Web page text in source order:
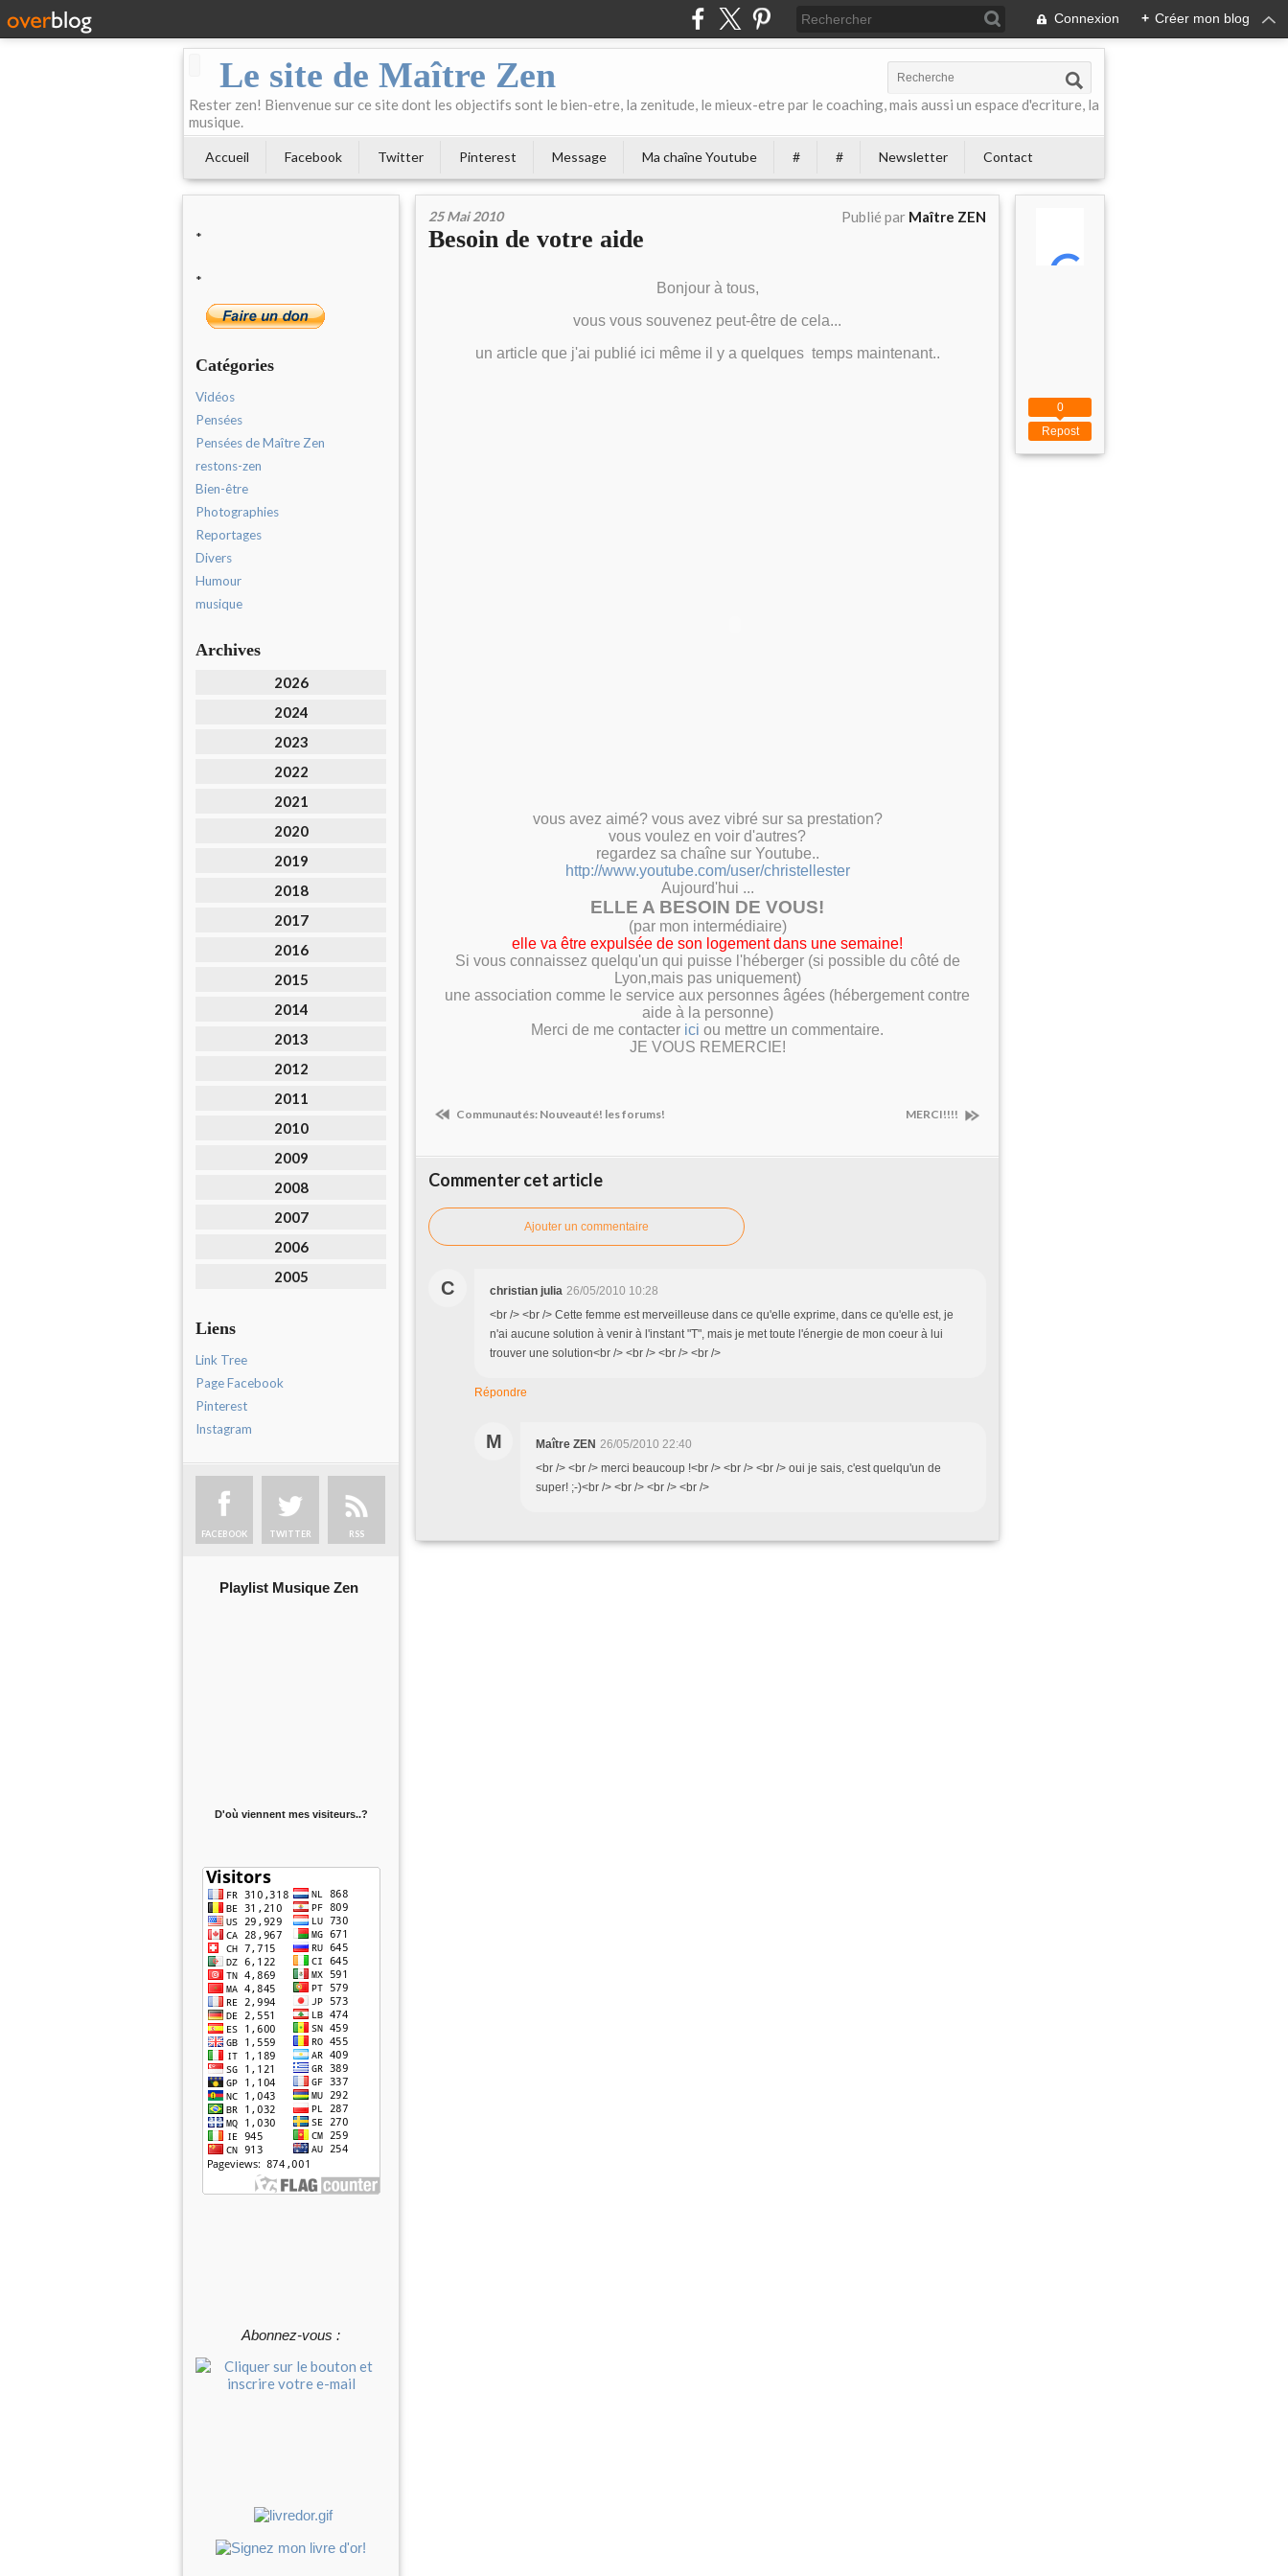
Connexion + Créer mon blog
Le site de Maître Zen
Rester zen! Bienvenue sur ce site dont les objectifs sont le bien-etre, la zenitude, le mieux-etre par le coaching, mais aussi un espace d'ecriture, la
musique.
Accueil Facebook Twitter Pinterest Message Ma chaîne Youtube # # Newsletter Contact
*
*
Catégories
Vidéos
Pensées
Pensées de Maître Zen
restons-zen
Bien-être
Photographies
Reportages
Divers
Humour
musique
Archives
2026
2024
2023
2022
2021
2020
2019
2018
2017
2016
2015
2014
2013
2012
2011
2010
2009
2008
2007
2006
2005
Liens
Link Tree
Page Facebook
Pinterest
Instagram
FACEBOOK TWITTER RSS
Playlist Musique Zen
D'où viennent mes visiteurs..?
Abonnez-vous :
25 Mai 2010 Publié par Maître ZEN
Besoin de votre aide
Bonjour à tous,
vous vous souvenez peut-être de cela...
un article que j'ai publié ici même il y a quelques temps maintenant..
vous avez aimé? vous avez vibré sur sa prestation?
vous voulez en voir d'autres?
regardez sa chaîne sur Youtube..
http://www.youtube.com/user/christellester
Aujourd'hui ...
ELLE A BESOIN DE VOUS!
(par mon intermédiaire)
elle va être expulsée de son logement dans une semaine!
Si vous connaissez quelqu'un qui puisse l'héberger (si possible du côté de
Lyon,mais pas uniquement)
une association comme le service aux personnes âgées (hébergement contre
aide à la personne)
Merci de me contacter ici ou mettre un commentaire.
JE VOUS REMERCIE!
Communautés: Nouveauté! les forums! MERCI!!!!
Commenter cet article
Ajouter un commentaire
C christian julia 26/05/2010 10:28
<br /> <br /> Cette femme est merveilleuse dans ce qu'elle exprime, dans ce qu'elle est, je
n'ai aucune solution à venir à l'instant "T", mais je met toute l'énergie de mon coeur à lui
trouver une solution<br /> <br /> <br /> <br />
Répondre
M Maître ZEN 26/05/2010 22:40
<br /> <br /> merci beaucoup !<br /> <br /> <br /> oui je sais, c'est quelqu'un de
super! ;-)<br /> <br /> <br /> <br />
Repost
0